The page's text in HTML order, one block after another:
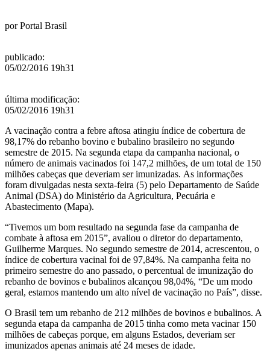
porPortal Brasil
publicado:
05/02/2016 19h31
última modificação:
05/02/2016 19h31
A vacinação contra a febre aftosa atingiu índice de cobertura de
98,17% do rebanho bovino e bubalino brasileiro no segundo
semestre de 2015. Na segunda etapa da campanha nacional, o
número de animais vacinados foi 147,2 milhões, de um total de 150
milhões cabeças que deveriam ser imunizadas. As informações
foram divulgadas nesta sexta-feira (5) pelo Departamento de Saúde
Animal (DSA) do Ministério da Agricultura, Pecuária e
Abastecimento (Mapa).
“Tivemos um bom resultado na segunda fase da campanha de
combate à aftosa em 2015”, avaliou o diretor do departamento,
Guilherme Marques. No segundo semestre de 2014, acrescentou, o
índice de cobertura vacinal foi de 97,84%. Na campanha feita no
primeiro semestre do ano passado, o percentual de imunização do
rebanho de bovinos e bubalinos alcançou 98,04%, “De um modo
geral, estamos mantendo um alto nível de vacinação no País”, disse.
O Brasil tem um rebanho de 212 milhões de bovinos e bubalinos. A
segunda etapa da campanha de 2015 tinha como meta vacinar 150
milhões de cabeças porque, em alguns Estados, deveriam ser
imunizados apenas animais até 24 meses de idade.